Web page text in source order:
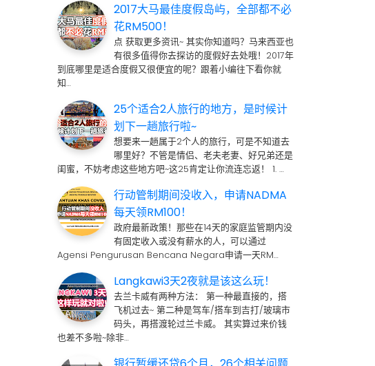
2017大马最佳度假岛屿，全部都不必
花RM500！
点 获取更多资讯~ 其实你知道吗？马来西亚也
有很多值得你去探访的度假好去处哦！2017年
到底哪里是适合度假又很便宜的呢？跟着小编往下看你就
知…
25个适合2人旅行的地方，是时候计
划下一趟旅行啦~
想要来一趟属于2个人的旅行，可是不知道去
哪里好？不管是情侣、老夫老妻、好兄弟还是
闺蜜，不妨考虑这些地方吧~这25肯定让你流连忘返！ 1. …
行动管制期间没收入，申请NADMA
每天领RM100！
政府最新政策！那些在14天的家庭监管期内没
有固定收入或没有薪水的人，可以通过
Agensi Pengurusan Bencana Negara申请一天RM…
Langkawi3天2夜就是该这么玩！
去兰卡威有两种方法： 第一种最直接的，搭
飞机过去~ 第二种是驾车/搭车到吉打/玻璃市
码头，再搭渡轮过兰卡威。 其实算过来价钱
也差不多啦~除非…